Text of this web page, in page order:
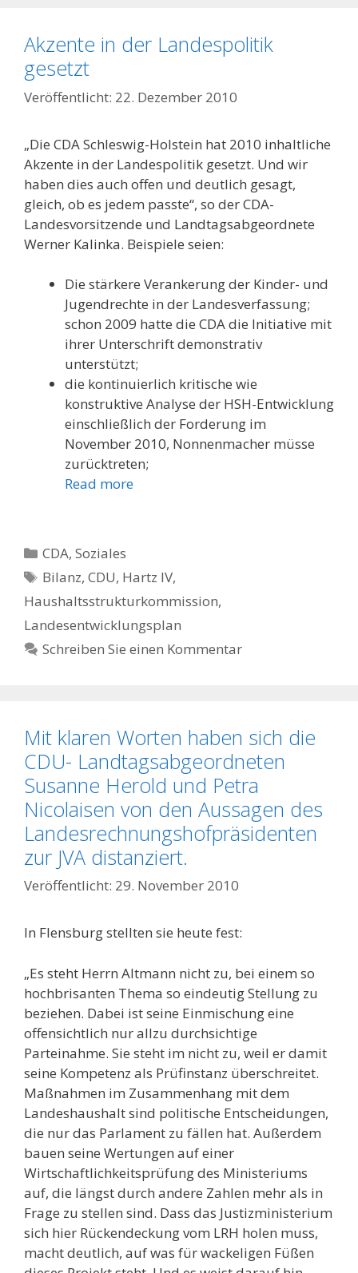
Akzente in der Landespolitik
gesetzt
22. Dezember 2010
„Die CDA Schleswig-Holstein hat 2010 inhaltliche
Akzente in der Landespolitik gesetzt. Und wir
haben dies auch offen und deutlich gesagt,
gleich, ob es jedem passte“, so der CDA-
Landesvorsitzende und Landtagsabgeordnete
Werner Kalinka. Beispiele seien:
Die stärkere Verankerung der Kinder- und
Jugendrechte in der Landesverfassung;
schon 2009 hatte die CDA die Initiative mit
ihrer Unterschrift demonstrativ
unterstützt;
die kontinuierlich kritische wie
konstruktive Analyse der HSH-Entwicklung
einschließlich der Forderung im
November 2010, Nonnenmacher müsse
zurücktreten;
Read more
Kategorien
CDA,Soziales
Schlagwörter
Bilanz,CDU, Hartz IV,
Haushaltsstrukturkommission,
Landesentwicklungsplan
Schreiben Sie einen Kommentar
Mit klaren Worten haben sich die
CDU- Landtagsabgeordneten
Susanne Herold und Petra
Nicolaisen von den Aussagen des
Landesrechnungshofpräsidenten
zur JVA distanziert.
29. November 2010
In Flensburg stellten sie heute fest:
„Es steht Herrn Altmann nicht zu, bei einem so
hochbrisanten Thema so eindeutig Stellung zu
beziehen. Dabei ist seine Einmischung eine
offensichtlich nur allzu durchsichtige
Parteinahme. Sie steht im nicht zu, weil er damit
seine Kompetenz als Prüfinstanz überschreitet.
Maßnahmen im Zusammenhang mit dem
Landeshaushalt sind politische Entscheidungen,
die nur das Parlament zu fällen hat. Außerdem
bauen seine Wertungen auf einer
Wirtschaftlichkeitsprüfung des Ministeriums
auf, die längst durch andere Zahlen mehr als in
Frage zu stellen sind. Dass das Justizministerium
sich hier Rückendeckung vom LRH holen muss,
macht deutlich, auf was für wackeligen Füßen